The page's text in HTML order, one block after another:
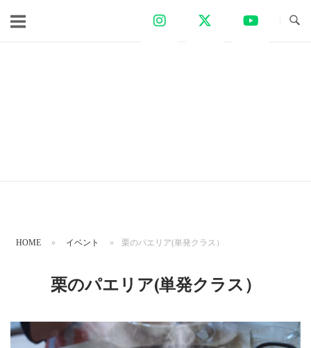
HOME » イベント » 栗のパエリア(単発クラス）
栗のパエリア(単発クラス）